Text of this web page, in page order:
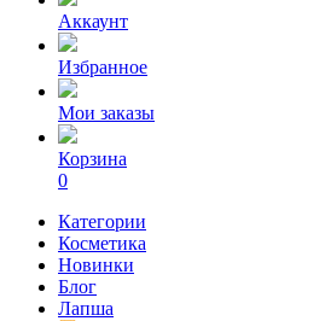
Аккаунт
Избранное
Мои заказы
Корзина
0
Категории
Косметика
Новинки
Блог
Лапша